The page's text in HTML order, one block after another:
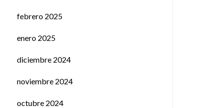
febrero 2025
enero 2025
diciembre 2024
noviembre 2024
octubre 2024